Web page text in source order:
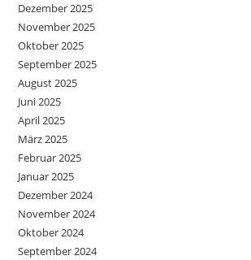
Dezember 2025
November 2025
Oktober 2025
September 2025
August 2025
Juni 2025
April 2025
März 2025
Februar 2025
Januar 2025
Dezember 2024
November 2024
Oktober 2024
September 2024